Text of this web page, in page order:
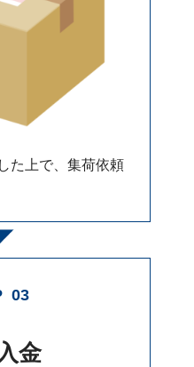
た上で、集荷依頼
03
金